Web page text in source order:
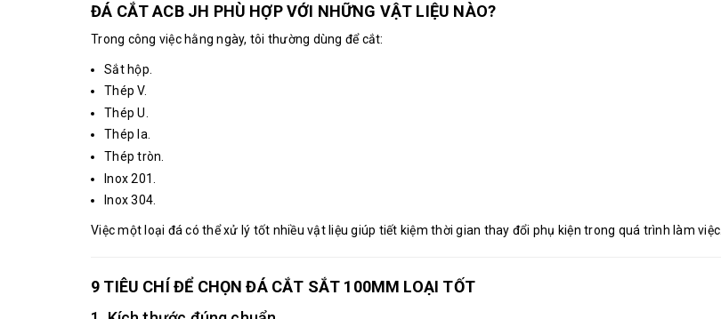
ĐÁ CẮT ACB JH PHÙ HỢP VỚI NHỮNG VẬT LIỆU NÀO?
Trong công việc hằng ngày, tôi thường dùng để cắt:
Sắt hộp.
Thép V.
Thép U.
Thép la.
Thép tròn.
Inox 201.
Inox 304.
Việc một loại đá có thể xử lý tốt nhiều vật liệu giúp tiết kiệm thời gian thay đổi phụ kiện trong quá trình làm việc.
9 TIÊU CHÍ ĐỂ CHỌN ĐÁ CẮT SẮT 100MM LOẠI TỐT